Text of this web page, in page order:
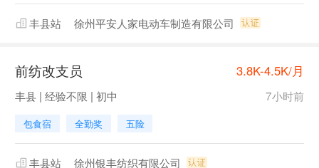
丰县站 徐州平安人家电动车制造有限公司
前纺改支员 3.8K-4.5K/月
丰县 | 经验不限 | 初中 7小时前
包食宿 全勤奖 五险
丰县站 徐州银丰纺织有限公司